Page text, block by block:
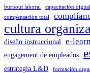
burnout laboral capacitación
compensación total
cultura
diseño instruccional e-
engagement de empleados
estrategia L&D formación